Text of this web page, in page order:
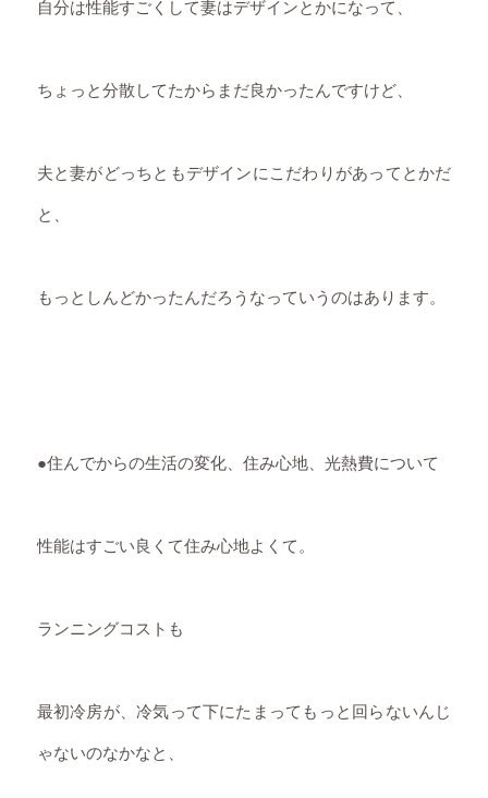
自分は性能すごくして妻はデザインとかになって、
ちょっと分散してたからまだ良かったんですけど、
夫と妻がどっちともデザインにこだわりがあってとかだ
と、
もっとしんどかったんだろうなっていうのはあります。
●住んでからの生活の変化、住み心地、光熱費について
性能はすごい良くて住み心地よくて。
ランニングコストも
最初冷房が、冷気って下にたまってもっと回らないんじ
ゃないのなかなと、